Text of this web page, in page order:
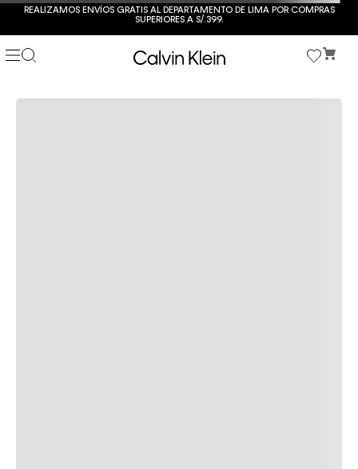
REALIZAMOS ENVÍOS GRATIS AL DEPARTAMENTO DE LIMA POR COMPRAS
SUPERIORES A S/.399.